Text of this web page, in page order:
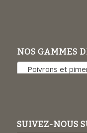
NOS GAMMES
Poivrons et
SUIVEZ-NOUS